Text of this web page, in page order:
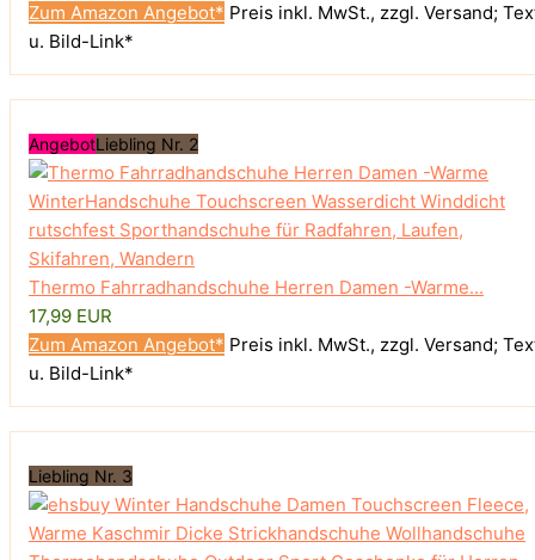
Zum Amazon Angebot* Preis inkl. MwSt., zzgl. Versand;
u. Bild-Link*
AngebotLiebling Nr. 2
Thermo Fahrradhandschuhe Herren Damen -Warme...
17,99 EUR
Zum Amazon Angebot* Preis inkl. MwSt., zzgl. Versand;
u. Bild-Link*
Liebling Nr. 3